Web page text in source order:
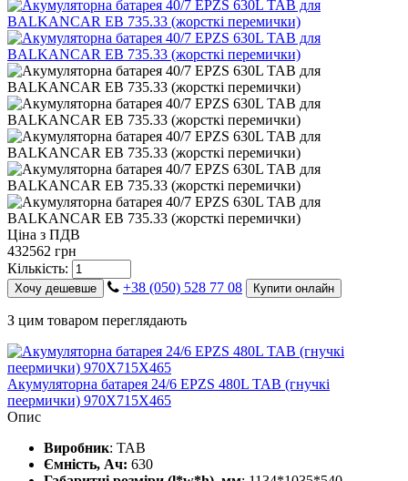
Ціна з ПДВ
432562 грн
Кількість:
Хочу дешевше +38 (050) 528 77 08 Купити онлайн
З цим товаром переглядають
Акумуляторна батарея 24/6 EPZS 480L ТАВ (гнучкі
пеермички) 970Х715Х465
Опис
Виробник: TAB
Ємність, Ач: 630